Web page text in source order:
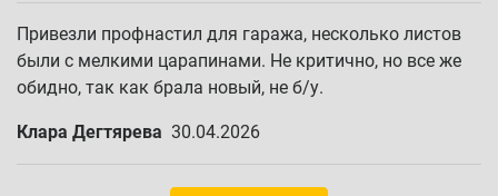
Привезли профнастил для гаража, несколько листов
были с мелкими царапинами. Не критично, но все же
обидно, так как брала новый, не б/у.
Клара Дегтярева 30.04.2026